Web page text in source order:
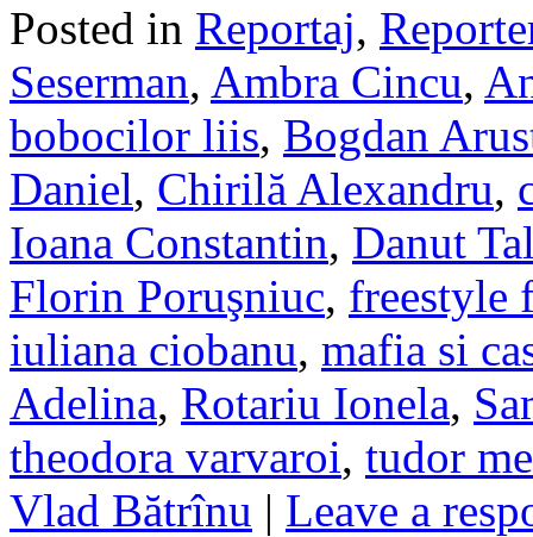
Posted in Reportaj,
Seserman, Ambra Cincu,
bobocilor liis, Bogdan
Daniel, Chirilă Alexandru,
Ioana Constantin, Danut
Florin Poruşniuc, freestyle
iuliana ciobanu, mafia si
Adelina, Rotariu Ionela,
theodora varvaroi, tudor
Vlad Bătrînu | Leave a